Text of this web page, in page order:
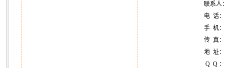
联系人
电 话：
手 机：
传 真
地 址：
Q Q ：